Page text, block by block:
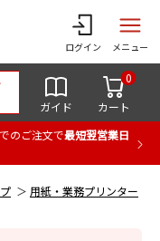
ログイン メニュー
ガイド カート
0
のご注文で最短翌営業日
用紙・業務プリンター